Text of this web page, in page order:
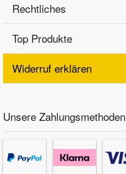
Rechtliches
Top Produkte
Widerruf erklären
Unsere Zahlungsmethoden